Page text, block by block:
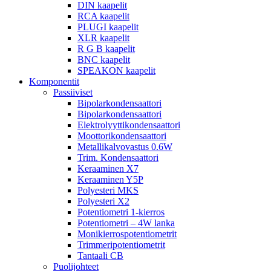
DIN kaapelit
RCA kaapelit
PLUGI kaapelit
XLR kaapelit
R G B kaapelit
BNC kaapelit
SPEAKON kaapelit
Komponentit
Passiiviset
Bipolarkondensaattori
Bipolarkondensaattori
Elektrolyyttikondensaattori
Moottorikondensaattori
Metallikalvovastus 0.6W
Trim. Kondensaattori
Keraaminen X7
Keraaminen Y5P
Polyesteri MKS
Polyesteri X2
Potentiometri 1-kierros
Potentiometri – 4W lanka
Monikierrospotentiometrit
Trimmeripotentiometrit
Tantaali CB
Puolijohteet